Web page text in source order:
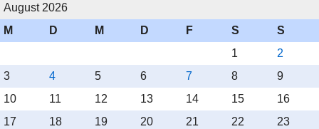
August 2026
M
D M D F S
S
1
2
3
4 5 6 7 8
9
10
11 12 13 14 15
16
17
18 19 20 21 22
23